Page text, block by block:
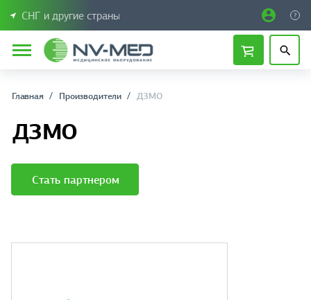
СНГ и другие страны
Главная Производители ДЗМО
ДЗМО
Стать партнером